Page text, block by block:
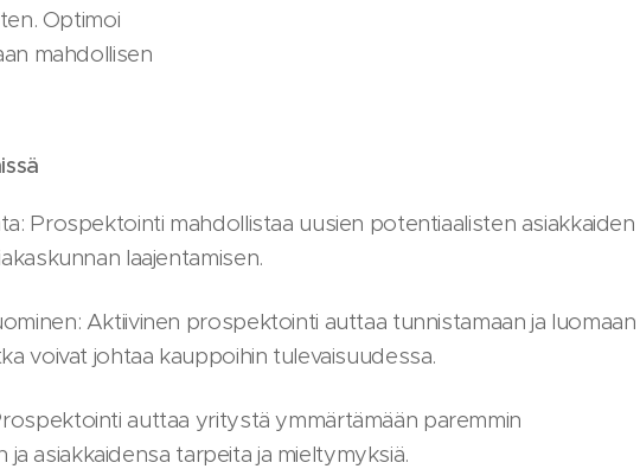
Optimoi
mahdollisen
Prospektointi mahdollistaa uusien potentiaalisten asiakkaiden
laajentamisen.
Aktiivinen prospektointi auttaa tunnistamaan ja luomaan
voivat johtaa kauppoihin tulevaisuudessa.
auttaa yritystä ymmärtämään paremmin
ja asiakkaidensa tarpeita ja mieltymyksiä.